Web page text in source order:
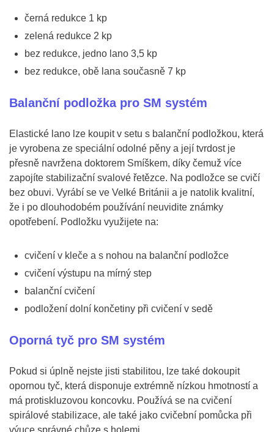
černá redukce 1 kp
zelená redukce 2 kp
bez redukce, jedno lano 3,5 kp
bez redukce, obě lana současně 7 kp
Balanční podložka pro SM systém
Elastické lano lze koupit v setu s balanční podložkou, která
je vyrobena ze speciální odolné pěny a její tvrdost je
přesně navržena doktorem Smíškem, díky čemuž více
zapojíte stabilizační svalové řetězce. Na podložce se cvičí
bez obuvi. Vyrábí se ve Velké Británii a je natolik kvalitní,
že i po dlouhodobém používání neuvidite známky
opotřebení. Podložku využijete na:
cvičení v kleče a s nohou na balanční podložce
cvičení výstupu na mírný step
balanční cvičení
podložení dolní končetiny při cvičení v sedě
Oporná tyč pro SM systém
Pokud si úplně nejste jisti stabilitou, lze také dokoupit
opornou tyč, která disponuje extrémně nízkou hmotností a
má protiskluzovou koncovku. Používá se na cvičení
spirálové stabilizace, ale také jako cvičební pomůcka při
výuce správné chůze s holemi.